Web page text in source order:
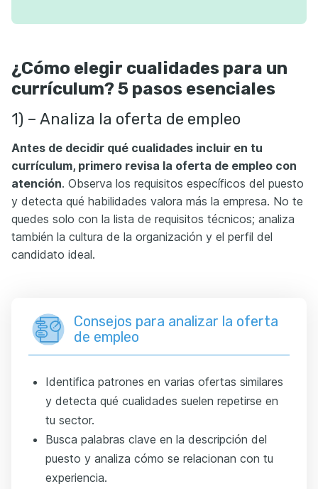
¿Cómo elegir cualidades para un
currículum? 5 pasos esenciales
1) – Analiza la oferta de empleo
Antes de decidir qué cualidades incluir en tu
currículum, primero revisa la oferta de empleo con
atención. Observa los requisitos específicos del puesto
y detecta qué habilidades valora más la empresa. No te
quedes solo con la lista de requisitos técnicos; analiza
también la cultura de la organización y el perfil del
candidato ideal.
Consejos para analizar la oferta
de empleo
Identifica patrones en varias ofertas similares
y detecta qué cualidades suelen repetirse en
tu sector.
Busca palabras clave en la descripción del
puesto y analiza cómo se relacionan con tu
experiencia.